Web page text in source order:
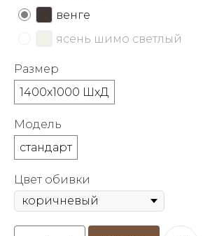
венге
ясень шимо светлый
Размер
1400х1000 ШхД
Модель
стандарт
Цвет обивки
об оплате Плайтом
недели
8 800 302-02-51